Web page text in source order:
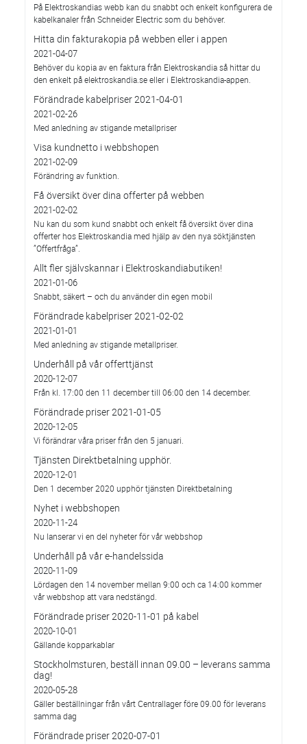
På Elektroskandias webb kan du snabbt och enkelt konfigurera de
kabelkanaler från Schneider Electric som du behöver.
Hitta din fakturakopia på webben eller i appen
2021-04-07
Behöver du kopia av en faktura från Elektroskandia så hittar du
den enkelt på elektroskandia.se eller i Elektro­skandia-appen.
Förändrade kabelpriser 2021-04-01
2021-02-26
Med anledning av stigande metallpriser
Visa kundnetto i webbshopen
2021-02-09
Förändring av funktion.
Få översikt över dina offerter på webben
2021-02-02
Nu kan du som kund snabbt och enkelt få översikt över dina
offerter hos Elektroskandia med hjälp av den nya söktjänsten
”Offertfråga”.
Allt fler självskannar i Elektroskandiabutiken!
2021-01-06
Snabbt, säkert – och du använder din egen mobil
Förändrade kabelpriser 2021-02-02
2021-01-01
Med anledning av stigande metallpriser.
Underhåll på vår offerttjänst
2020-12-07
Från kl. 17:00 den 11 december till 06:00 den 14 december.
Förändrade priser 2021-01-05
2020-12-05
Vi förändrar våra priser från den 5 januari.
Tjänsten Direktbetalning upphör.
2020-12-01
Den 1 december 2020 upphör tjänsten Direktbetalning
Nyhet i webbshopen
2020-11-24
Nu lanserar vi en del nyheter för vår webbshop
Underhåll på vår e-handelssida
2020-11-09
Lördagen den 14 november mellan 9:00 och ca 14:00 kommer
vår webbshop att vara nedstängd.
Förändrade priser 2020-11-01 på kabel
2020-10-01
Gällande kopparkablar
Stockholmsturen, beställ innan 09.00 – leverans samma
dag!
2020-05-28
Gäller beställningar från vårt Centrallager före 09.00 för leverans
samma dag
Förändrade priser 2020-07-01